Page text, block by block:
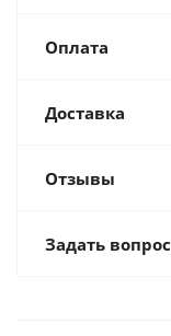
Оплата
Доставка
Отзывы
Задать вопрос